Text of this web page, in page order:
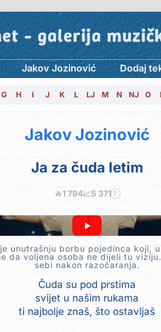
- galerija
Jakov Jozinović Dodaj
G H I J K L LJ M N NJ O
Jakov Jozinović
Ja za čuda letim
🔥1 794📈5 371 ?
unutrašnju borbu pojedinca koji,
da voljena osoba ne dijeli tu
sebi nakon razočaranja.
Čuda su pod prstima
svijet u našim rukama
ti najbolje znaš, što ostavljaš